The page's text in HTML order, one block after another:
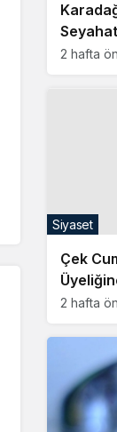
2 hafta
Çek
2 hafta
Siyaset